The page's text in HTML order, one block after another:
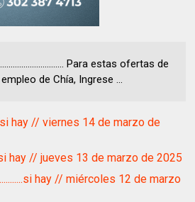
Para estas ofertas de
de Chía, Ingrese ...
hay // viernes 14 de marzo de
hay // jueves 13 de marzo de 2025
hay // miércoles 12 de marzo